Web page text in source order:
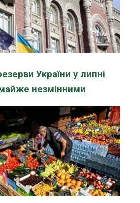
України у липні
незмінними